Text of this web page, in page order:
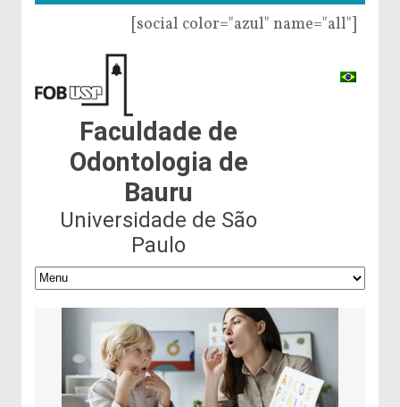
[social color="azul" name="all"]
Faculdade de
Odontologia de
Bauru
Universidade de São
Paulo